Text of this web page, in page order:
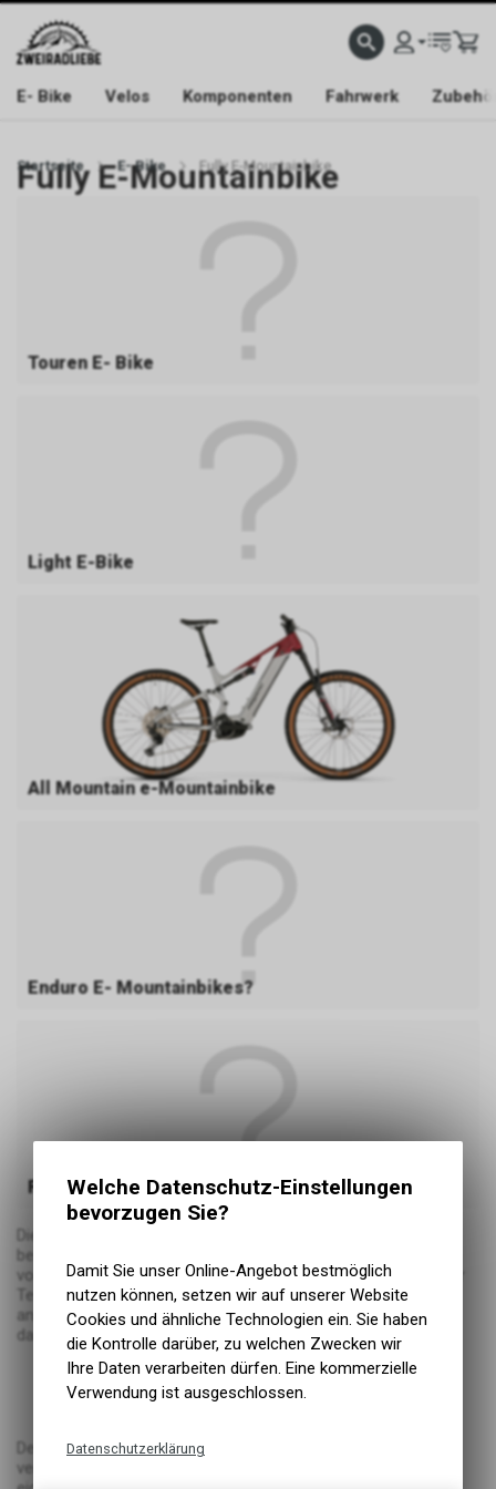
E- Bike Velos Komponenten Fahrwerk
Startseite E- Bike Fully E-Mountainbike
Fully E-Mountainbike
Touren E- Bike
Light E-Bike
All Mountain e-Mountainbike
Enduro E- Mountainbikes?
Freeride/ Downhill E-MOuntainbike
Die Bezeichnung Fully steht für Fullsuspension-Bike und
beschreibt damit, dass das Mountainbike über einen
vollgefederten Rahmen samt Heckdämpfer verfügt. Mit dieser
Technologie gibt es keine Hindernisse im Gelände. Selbst die
anspruchsvollsten Strecken können gemeistert werden, ohne
dass Fahrzeug oder Fahrer Schäden davontragen.
vollgefedert
mehr Kontrolle und Stabilität
Der Federweg variiert teilweise stark zwischen den
verschiedenen Fully e-MTBs, wobei jeder Federweg seinen
Welche Datenschutz-Einstellungen
bevorzugen Sie?
Damit Sie unser Online-Angebot bestmöglich
nutzen können, setzen wir auf unserer Website
Cookies und ähnliche Technologien ein. Sie haben
die Kontrolle darüber, zu welchen Zwecken wir
Ihre Daten verarbeiten dürfen. Eine kommerzielle
Verwendung ist ausgeschlossen.
Datenschutzerklärung